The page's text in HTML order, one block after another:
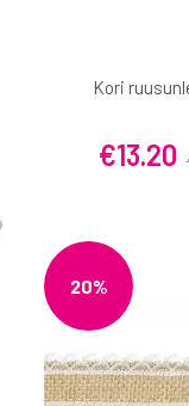
Kori
€13.20
20%